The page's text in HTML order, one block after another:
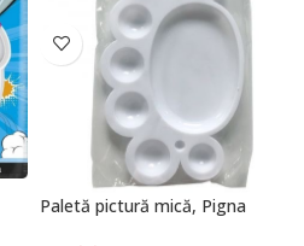
Paletă pictură mică, Pigna